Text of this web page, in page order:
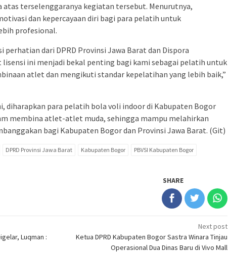
atas terselenggaranya kegiatan tersebut. Menurutnya,
dan kepercayaan diri bagi para pelatih untuk
profesional.
perhatian dari DPRD Provinsi Jawa Barat dan Dispora
ini menjadi bekal penting bagi kami sebagai pelatih untuk
atlet dan mengikuti standar kepelatihan yang lebih baik,”
diharapkan para pelatih bola voli indoor di Kabupaten Bogor
membina atlet-atlet muda, sehingga mampu melahirkan
bagi Kabupaten Bogor dan Provinsi Jawa Barat. (Git)
DPRD Provinsi Jawa Barat Kabupaten Bogor
PBVSI Kabupaten Bogor
SHARE
Luqman :
Next post
Ketua DPRD Kabupaten Bogor Sastra Winara Tinjau
Operasional Dua Dinas Baru di Vivo Mall